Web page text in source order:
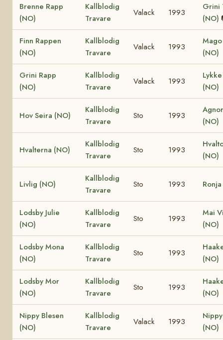
Brenne Rapp
(NO)
Kallblodig
Travare
Valack 1993
Grini
(NO)
Finn Rappen
(NO)
Kallblodig
Travare
Valack 1993
(NO)
Grini Rapp
(NO)
Kallblodig
Travare
Valack 1993
(NO)
Hov Seira (NO)
Kallblodig
Travare
Sto 1993
(NO)
Hvalterna (NO)
Kallblodig
Travare
Sto 1993
(NO)
Livlig (NO)
Kallblodig
Travare
Sto 1993
Lodsby Julie
(NO)
Kallblodig
Travare
Sto 1993
Mai
(NO)
Lodsby Mona
(NO)
Kallblodig
Travare
Sto 1993
(NO)
Lodsby Mor
(NO)
Kallblodig
Travare
Sto 1993
(NO)
Nippy Blesen
(NO)
Kallblodig
Travare
Valack 1993
(NO)